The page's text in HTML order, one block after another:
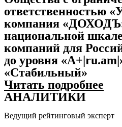
ответственностью
компания
национальной
компаний для
до уровня
«Стабильный»
Читать подробнее
АНАЛИТИКИ
Ведущий рейтинговый эксперт